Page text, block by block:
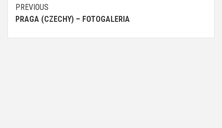
Continue
Reading
PREVIOUS
PRAGA (CZECHY) – FOTOGALERIA